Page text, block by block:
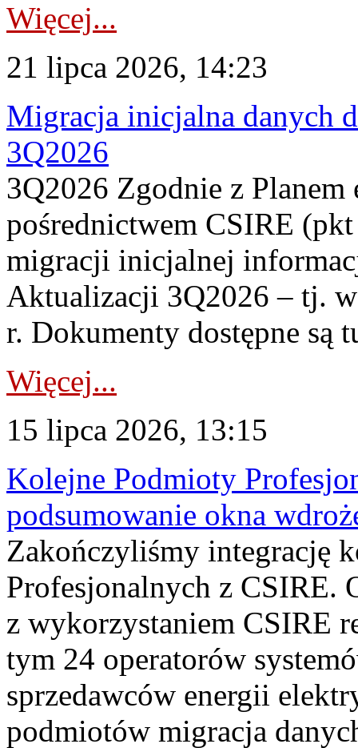
Więcej...
21 lipca 2026, 14:23
Migracja inicjalna danych
3Q2026
3Q2026 Zgodnie z
pośrednictwem CSIRE
migracji inicjalnej
Aktualizacji 3Q2026 – tj.
r. Dokumenty dostępne są
Więcej...
15 lipca 2026, 13:15
Kolejne Podmioty
podsumowanie okna
Zakończyliśmy integrację
Profesjonalnych z CSIRE.
z wykorzystaniem CSIRE
tym 24 operatorów
sprzedawców energii
podmiotów migracja